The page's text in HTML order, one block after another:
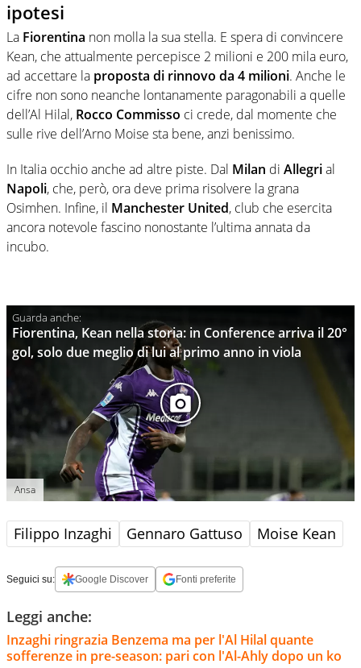
ipotesi
La Fiorentina non molla la sua stella. E spera di convincere
Kean, che attualmente percepisce 2 milioni e 200 mila euro,
ad accettare la proposta di rinnovo da 4 milioni. Anche le
cifre non sono neanche lontanamente paragonabili a quelle
dell’Al Hilal, Rocco Commisso ci crede, dal momente che
sulle rive dell’Arno Moise sta bene, anzi benissimo.
In Italia occhio anche ad altre piste. Dal Milan di Allegrial
Napoli, che, però, ora deve prima risolvere la grana
Osimhen. Infine, il Manchester United, club che esercita
ancora notevole fascino nonostante l’ultima annata da
incubo.
Fiorentina, Kean nella storia: in Conference arriva il 20°
gol, solo due meglio di lui al primo anno in viola
Ansa
Filippo Inzaghi Gennaro Gattuso Moise Kean
Seguici su: Google Discover Fonti preferite
Leggi anche:
Inzaghi ringrazia Benzema ma per l'Al Hilal quante
sofferenze in pre-season: pari con l'Al-Ahly dopo un ko